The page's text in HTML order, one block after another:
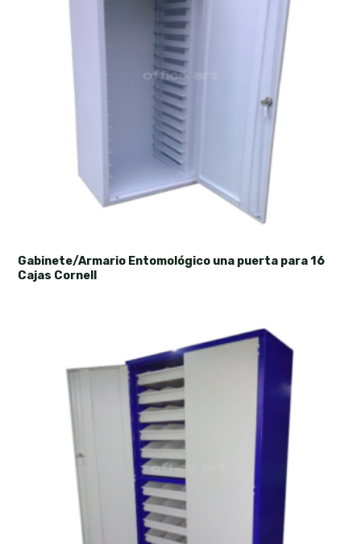
Gabinete/Armario Entomológico una puerta para 16
Cajas Cornell